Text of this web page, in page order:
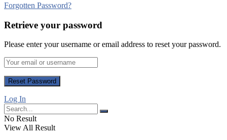
Forgotten Password?
Retrieve your password
Please enter your username or email address to reset your password.
Log In
No Result
View All Result